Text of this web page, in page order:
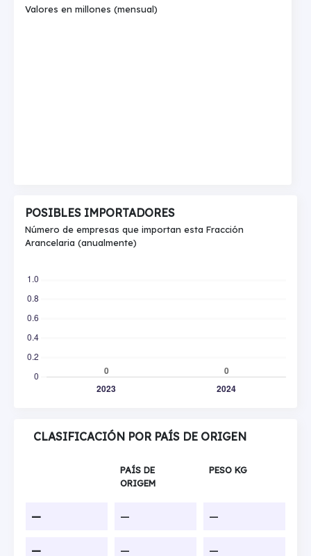
Valores en millones (mensual)
POSIBLES IMPORTADORES
Número de empresas que importan esta Fracción
Arancelaria (anualmente)
CLASIFICACIÓN POR PAÍS DE ORIGEN
PAÍS DE
ORIGEM
PESO KG
— — —
— — —